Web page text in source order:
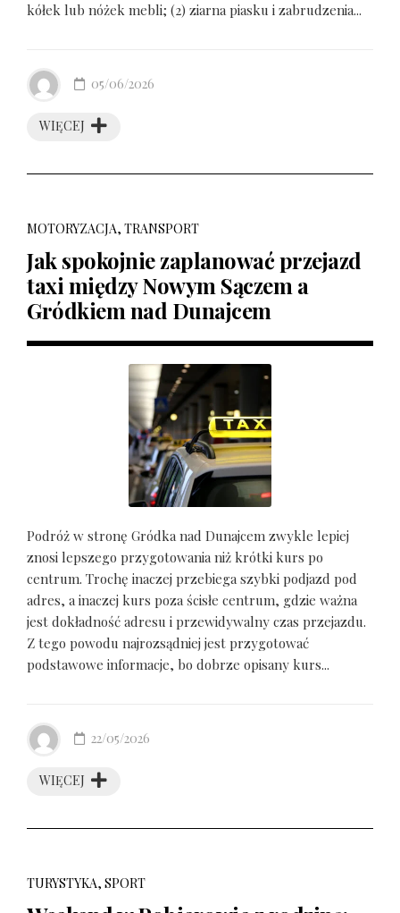
kółek lub nóżek mebli; (2) ziarna piasku i zabrudzenia...
WIĘCEJ
05/06/2026
MOTORYZACJA, TRANSPORT
Jak spokojnie zaplanować przejazd
taxi między Nowym Sączem a
Gródkiem nad Dunajcem
Podróż w stronę Gródka nad Dunajcem zwykle lepiej
znosi lepszego przygotowania niż krótki kurs po
centrum. Trochę inaczej przebiega szybki podjazd pod
adres, a inaczej kurs poza ścisłe centrum, gdzie ważna
jest dokładność adresu i przewidywalny czas przejazdu.
Z tego powodu najrozsądniej jest przygotować
podstawowe informacje, bo dobrze opisany kurs...
WIĘCEJ
22/05/2026
TURYSTYKA, SPORT